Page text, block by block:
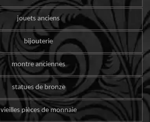
jouets anciens
bijouterie
montre anciennes
statues de bronze
vieilles pièces de monnaie